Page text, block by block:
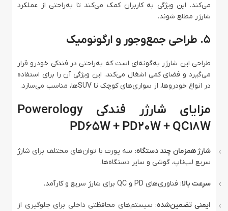
می‌کند. این ویژگی به کاربران کمک می‌کند تا به‌راحتی از عملکرد
شارژر مطلع شوند.
۵. طراحی جمع‌وجور و ارگونومیک
طراحی این شارژر به‌گونه‌ای است که به‌راحتی در فندکی خودرو قرار
می‌گیرد و فضای کمی اشغال می‌کند. این ویژگی آن را برای استفاده
در انواع خودروها، از سواری‌های کوچک تا SUVها، مناسب می‌سازد.
مزایای شارژر فندکی Powerology
PD65W + PD20W + QC18W
شارژ همزمان چند دستگاه: سه پورت با توان‌های مختلف برای شارژ
سریع لپ‌تاپ، گوشی و سایر دستگاه‌ها.
سرعت بالا: فناوری‌های PD و QC برای شارژ سریع و کارآمد.
ایمنی تضمین‌شده: سیستم‌های محافظتی داخلی برای جلوگیری از